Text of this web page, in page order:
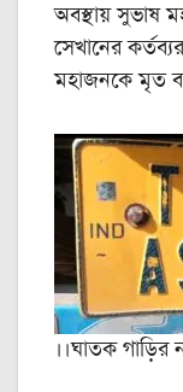
অবস্থায় সুভাষ
সেখানের
মহাজনকে মৃত
।।ঘাতক গাড়ির